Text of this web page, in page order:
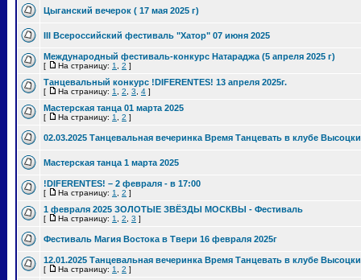
Цыганский вечерок ( 17 мая 2025 г)
III Всероссийский фестиваль "Хатор" 07 июня 2025
Международный фестиваль-конкурс Натараджа (5 апреля 2025 г)
[ На страницу: 1 2 ]
Танцевальный конкурс !DIFERENTES! 13 апреля 2025г.
[ На страницу: 1 2 3 4 ]
Мастерская танца 01 марта 2025
[ На страницу: 1 2 ]
02.03.2025 Танцевальная вечеринка Время Танцевать в клубе
Мастерская танца 1 марта 2025
!DIFERENTES! – 2 февраля - в 17:00
[ На страницу: 1 2 ]
1 февраля 2025 ЗОЛОТЫЕ ЗВЁЗДЫ МОСКВЫ - Фестиваль
[ На страницу: 1 2 3 ]
Фестиваль Магия Востока в Твери 16 февраля 2025г
12.01.2025 Танцевальная вечеринка Время Танцевать в клубе
[ На страницу: 1 2 ]